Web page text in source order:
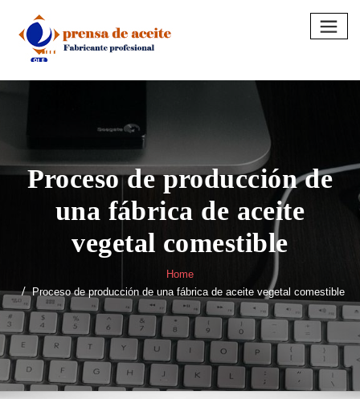
content
Proceso de producción de
una fábrica de aceite
vegetal comestible
Home
Proceso de producción de una fábrica de aceite vegetal comestible